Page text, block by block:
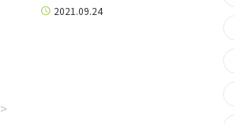
2021.09.24
>